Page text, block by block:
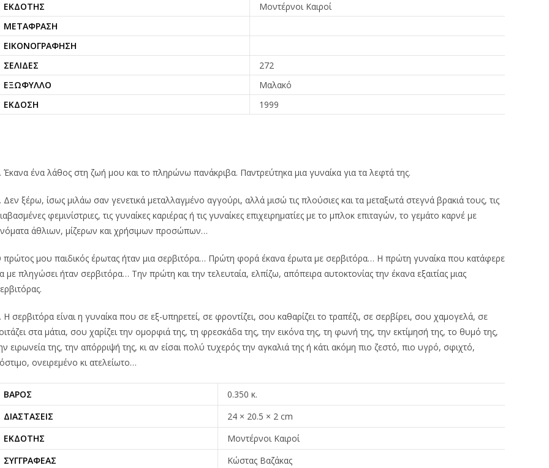
ΕΚΔΌΤΗΣ
Μοντέρνοι Καιροί
ΜΕΤΆΦΡΑΣΗ
ΕΙΚΟΝΟΓΡΆΦΗΣΗ
ΣΕΛΊΔΕΣ
272
ΕΞΏΦΥΛΛΟ
Μαλακό
ΈΚΔΟΣΗ
1999
Έκανα ένα λάθος στη ζωή μου και το πληρώνω πανάκριβα. Παντρεύτηκα μια γυναίκα για τα λεφτά της.
Δεν ξέρω, ίσως μιλάω σαν γενετικά μεταλλαγμένο αγγούρι, αλλά μισώ τις πλούσιες και τα μεταξωτά στεγνά βρακιά τους, τις
φεμινίστριες, τις γυναίκες καριέρας ή τις γυναίκες επιχειρηματίες με το μπλοκ επιταγών, το γεμάτο καρνέ με
άθλιων, μίζερων και χρήσιμων προσώπων…
μου παιδικός έρωτας ήταν μια σερβιτόρα… Πρώτη φορά έκανα έρωτα με σερβιτόρα… Η πρώτη γυναίκα που κατάφερε
με πληγώσει ήταν σερβιτόρα… Την πρώτη και την τελευταία, ελπίζω, απόπειρα αυτοκτονίας την έκανα εξαιτίας μιας
Η σερβιτόρα είναι η γυναίκα που σε εξ-υπηρετεί, σε φροντίζει, σου καθαρίζει το τραπέζι, σε σερβίρει, σου χαμογελά, σε
στα μάτια, σου χαρίζει την ομορφιά της, τη φρεσκάδα της, την εικόνα της, τη φωνή της, την εκτίμησή της, το θυμό της,
ειρωνεία της, την απόρριψή της, κι αν είσαι πολύ τυχερός την αγκαλιά της ή κάτι ακόμη πιο ζεστό, πιο υγρό, σφιχτό,
ονειρεμένο κι ατελείωτο…
ΒΆΡΟΣ
0.350 κ.
ΔΙΑΣΤΆΣΕΙΣ
24 × 20.5 × 2 cm
ΕΚΔΌΤΗΣ
Μοντέρνοι Καιροί
ΣΥΓΓΡΑΦΈΑΣ
Κώστας Βαζάκας